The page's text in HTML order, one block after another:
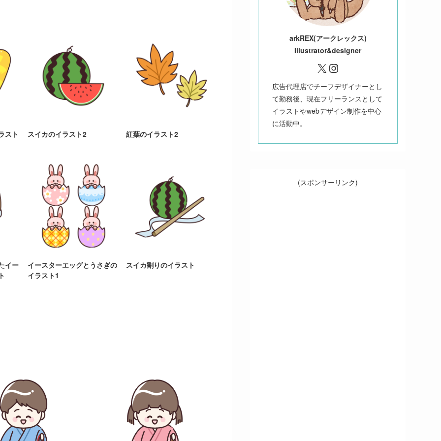
スト スイカのイラスト2 紅葉のイラスト2
イー
イースターエッグとうさぎの
イラスト1
スイカ割りのイラスト
arkREX(アークレックス)
Illustrator&designer
X Instagram
広告代理店でチーフデザイナーとし
て勤務後、現在フリーランスとして
イラストやwebデザイン制作を中心
に活動中。
(スポンサーリンク)